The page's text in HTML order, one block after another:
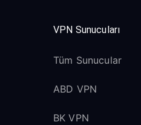
VPN Sunucuları
Tüm Sunucular
ABD VPN
BK VPN